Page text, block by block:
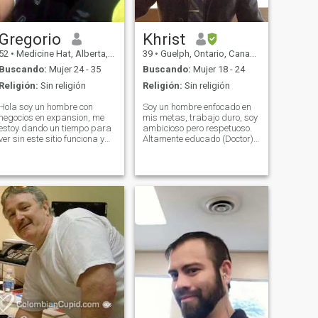
人生哲理。我爱好经常打羽
时。我不喜欢看电视, 不
Gregorio
52 • Medicine Hat, Alberta, Canadá
Buscando: Mujer 24 - 35
Religión: Sin religión
Hola soy un hombre con
negocios en expansion, me
dando un tiempo para
sin este sitio funciona y
nuevas fuentes de
energia, todo lo relacionado a
3-D pr
Khrist
39 • Guelph, Ontario, Canadá
Buscando: Mujer 18 - 24
Religión: Sin religión
Soy un hombre enfocado en
mis metas, trabajo duro, soy
ambicioso pero respetuoso.
Altamente educado (Doctor).
necesidades de mi pareja y
darle lo que desee, ya sea
estudiar carrera